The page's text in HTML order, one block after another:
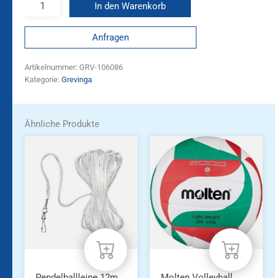
In den Warenkorb
Anfragen
Artikelnummer: GRV-106086
Kategorie: Grevinga
Ähnliche Produkte